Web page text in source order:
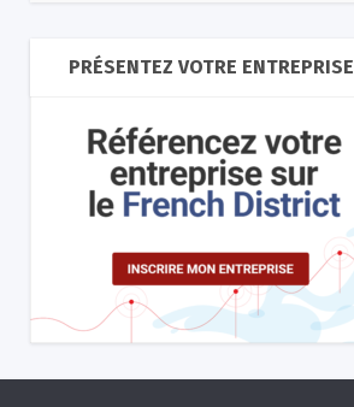
PRÉSENTEZ VOTRE ENTREPRISE